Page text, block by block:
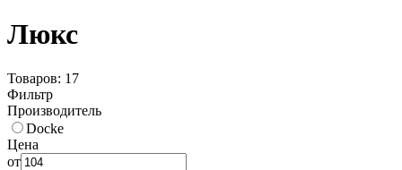
Люкс
Товаров: 17
Фильтр
Производитель
Docke
Цена
от